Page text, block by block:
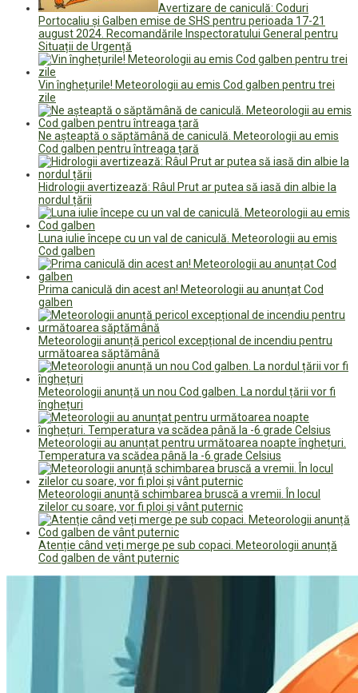
Avertizare de caniculă: Coduri
Portocaliu și Galben emise de SHS pentru perioada 17-21
august 2024. Recomandările Inspectoratului General pentru
Situații de Urgență
Vin înghețurile! Meteorologii au emis Cod galben pentru trei
zile
Ne așteaptă o săptămână de caniculă. Meteorologii au emis
Cod galben pentru întreaga țară
Hidrologii avertizează: Râul Prut ar putea să iasă din albie la
nordul țării
Luna iulie începe cu un val de caniculă. Meteorologii au emis
Cod galben
Prima caniculă din acest an! Meteorologii au anunțat Cod
galben
Meteorologii anunță pericol excepțional de incendiu pentru
următoarea săptămână
Meteorologii anunță un nou Cod galben. La nordul țării vor fi
înghețuri
Meteorologii au anunțat pentru următoarea noapte înghețuri.
Temperatura va scădea până la -6 grade Celsius
Meteorologii anunță schimbarea bruscă a vremii. În locul
zilelor cu soare, vor fi ploi și vânt puternic
Atenție când veți merge pe sub copaci. Meteorologii anunță
Cod galben de vânt puternic